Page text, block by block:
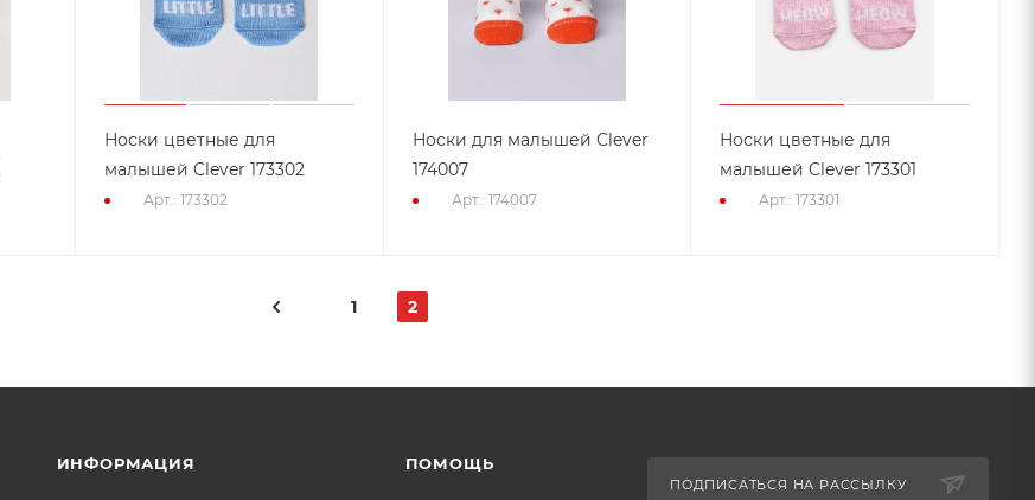
Носки цветные для
малышей Clever 173302
Арт.: 173302
Носки для малышей Clever
174007
Арт.: 174007
Носки цветные для
малышей Clever 173301
Арт.: 173301
1 2
ИНФОРМАЦИЯ ПОМОЩЬ
ПОДПИСАТЬСЯ НА РАССЫЛКУ